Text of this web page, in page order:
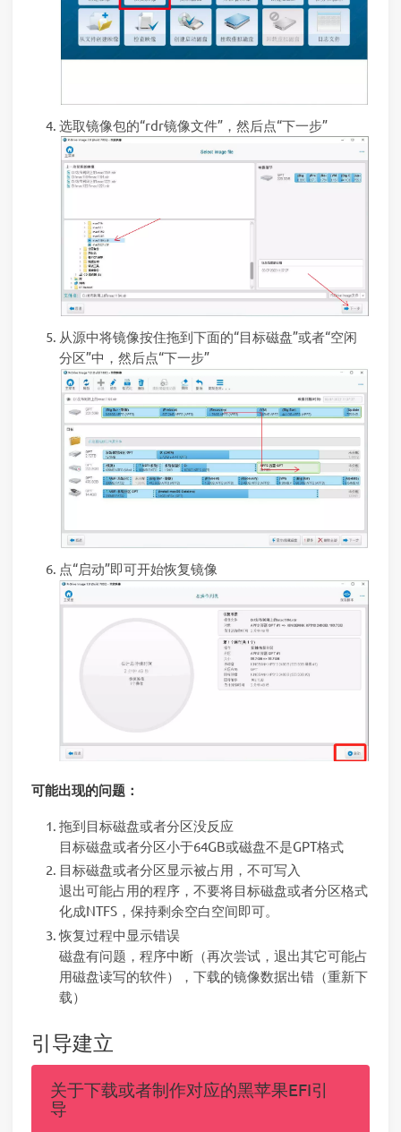
选取镜像包的“rdr镜像文件”，然后点“下一步”
从源中将镜像按住拖到下面的“目标磁盘”或者“空闲
分区”中，然后点“下一步”
点“启动”即可开始恢复镜像
可能出现的问题：
拖到目标磁盘或者分区没反应
目标磁盘或者分区小于64GB或磁盘不是GPT格式
目标磁盘或者分区显示被占用，不可写入
退出可能占用的程序，不要将目标磁盘或者分区格式
化成NTFS，保持剩余空白空间即可。
恢复过程中显示错误
磁盘有问题，程序中断（再次尝试，退出其它可能占
用磁盘读写的软件），下载的镜像数据出错（重新下
载）
引导建立
关于下载或者制作对应的黑苹果EFI引
导